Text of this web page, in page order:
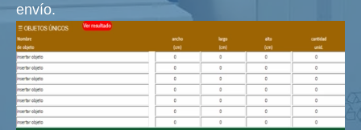
envío.